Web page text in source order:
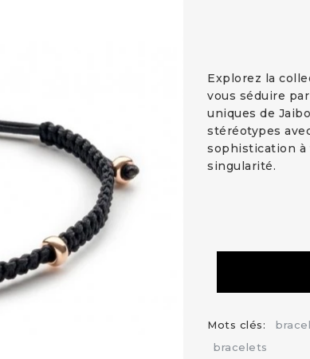
Explorez la
vous séduire
uniques de
stéréotypes
sophistication à
singularité.
Mots clés:
bracelets